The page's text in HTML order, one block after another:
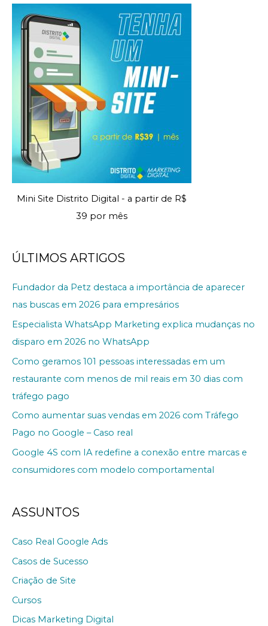
Mini Site Distrito Digital - a partir de R$
39 por mês
ÚLTIMOS ARTIGOS
Fundador da Petz destaca a importância de aparecer
nas buscas em 2026 para empresários
Especialista WhatsApp Marketing explica mudanças no
disparo em 2026 no WhatsApp
Como geramos 101 pessoas interessadas em um
restaurante com menos de mil reais em 30 dias com
tráfego pago
Como aumentar suas vendas em 2026 com Tráfego
Pago no Google – Caso real
Google 4S com IA redefine a conexão entre marcas e
consumidores com modelo comportamental
ASSUNTOS
Caso Real Google Ads
Casos de Sucesso
Criação de Site
Cursos
Dicas Marketing Digital